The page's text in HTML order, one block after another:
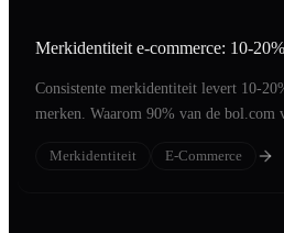
Merkidentiteit e-commerce: 10-
Consistente merkidentiteit levert 10-
merken. Waarom 90% van de bol.com
Merkidentiteit
E-Commerce